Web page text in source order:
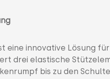
eine innovative Lösung
drei elastische
bis zu den